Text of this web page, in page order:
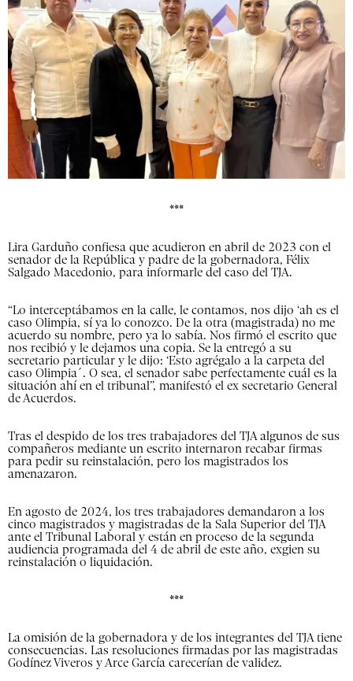
***
Lira Garduño confiesa que acudieron en abril de 2023 con el
senador de la República y padre de la gobernadora, Félix
Salgado Macedonio, para informarle del caso del TJA.
“Lo interceptábamos en la calle, le contamos, nos dijo ‘ah es el
caso Olimpia, sí ya lo conozco. De la otra (magistrada) no me
acuerdo su nombre, pero ya lo sabía. Nos firmó el escrito que
nos recibió y le dejamos una copia. Se la entregó a su
secretario particular y le dijo: ‘Esto agrégalo a la carpeta del
caso Olimpia´. O sea, el senador sabe perfectamente cuál es la
situación ahí en el tribunal”, manifestó el ex secretario General
de Acuerdos.
Tras el despido de los tres trabajadores del TJA algunos de sus
compañeros mediante un escrito internaron recabar firmas
para pedir su reinstalación, pero los magistrados los
amenazaron.
En agosto de 2024, los tres trabajadores demandaron a los
cinco magistrados y magistradas de la Sala Superior del TJA
ante el Tribunal Laboral y están en proceso de la segunda
audiencia programada del 4 de abril de este año, exgien su
reinstalación o liquidación.
***
La omisión de la gobernadora y de los integrantes del TJA tiene
consecuencias. Las resoluciones firmadas por las magistradas
Godínez Viveros y Arce García carecerían de validez.